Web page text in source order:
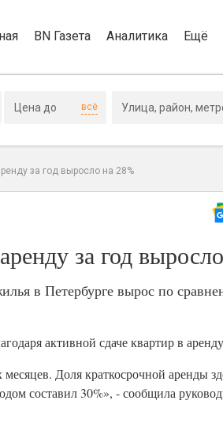
BN Газета Аналитика Ещё
всё
за год выросло на 28%
за год
в Петербурге вырос по
активной сдаче квартир в
Доля краткосрочной аренды
составил 30%», - сообщила